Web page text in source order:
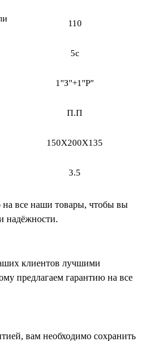
110
5с
1"З"+1"Р"
П.П
150Х200Х135
3.5
все наши товары, чтобы вы
надёжности.
клиентов лучшими
предлагаем гарантию на все
вам необходимо сохранить